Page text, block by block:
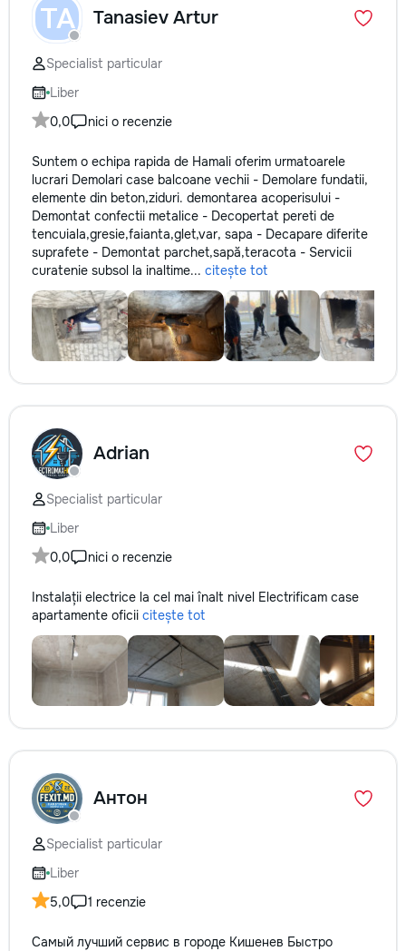
TA Tanasiev Artur
Specialist particular
Liber
0,0
nici o recenzie
Suntem o echipa rapida de Hamali oferim urmatoarele
lucrari Demolari case balcoane vechii - Demolare fundatii,
elemente din beton,ziduri. demontarea acoperisului -
Demontat confectii metalice - Decopertat pereti de
tencuiala,gresie,faianta,glet,var, sapa - Decapare diferite
suprafete - Demontat parchet,sapă,teracota - Servicii
curatenie subsol la inaltime... citește tot
Adrian
Specialist particular
Liber
0,0
nici o recenzie
Instalații electrice la cel mai înalt nivel Electrificam case
apartamente oficii citește tot
Антон
Specialist particular
Liber
5,0
1 recenzie
Самый лучший сервис в городе Кишенев Быстро